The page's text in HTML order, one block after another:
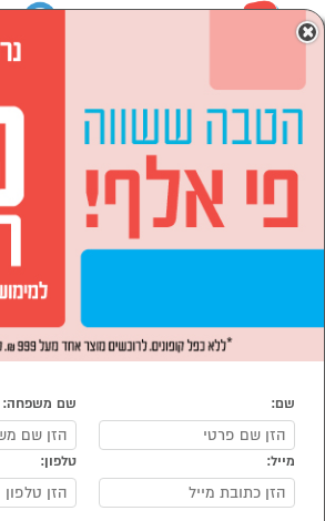
ספורט
קמפינג וטיולים
צידניות KEEP COLD
נמצאו 4 צידני של KEEP COLD
מיון: הפופולרים ביותר
סמן להשוואה
×
שם: שם משפחה:
מייל: טלפון: